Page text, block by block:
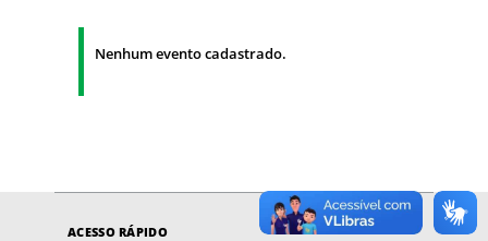
Nenhum evento cadastrado.
ACESSO RÁPIDO